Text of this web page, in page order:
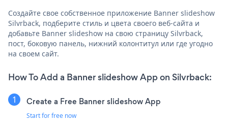
Создайте свое собственное приложение Banner slideshow
Silvrback, подберите стиль и цвета своего веб-сайта и
добавьте Banner slideshow на свою страницу Silvrback,
пост, боковую панель, нижний колонтитул или где угодно
на своем сайт.
How To Add a Banner slideshow App on Silvrback:
Create a Free Banner slideshow App
Start for free now